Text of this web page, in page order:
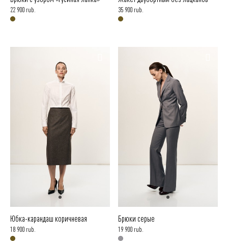
22 900 rub. 35 900 rub.
Юбка-карандаш коричневая
18 900 rub.
Брюки серые
19 900 rub.